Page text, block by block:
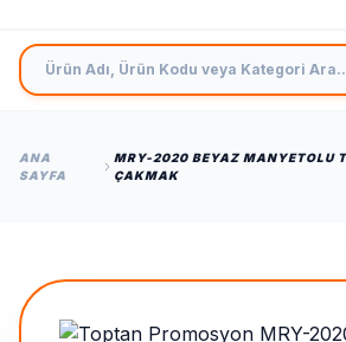
Ürün Adı, Ürün Kodu veya Kategori
ANA
SAYFA
MRY-2020 BEYAZ MANYETOLU
ÇAKMAK